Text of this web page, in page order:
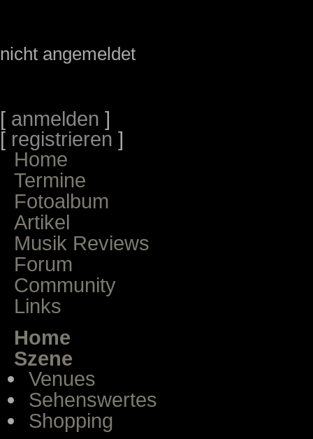
nicht angemeldet
[ anmelden ]
[ registrieren ]
Home
Termine
Fotoalbum
Artikel
Musik Reviews
Forum
Community
Links
Home
Szene
Venues
Sehenswertes
Shopping